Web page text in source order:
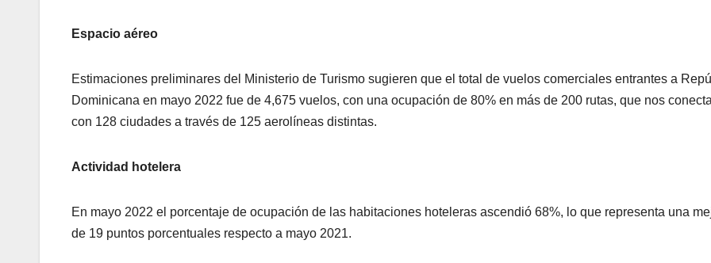
Espacio aéreo
Estimaciones preliminares del Ministerio de Turismo sugieren que el total de vuelos comerciales entrantes a
Dominicana en mayo 2022 fue de 4,675 vuelos, con una ocupación de 80% en más de 200 rutas, que nos
con 128 ciudades a través de 125 aerolíneas distintas.
Actividad hotelera
En mayo 2022 el porcentaje de ocupación de las habitaciones hoteleras ascendió 68%, lo que representa una
de 19 puntos porcentuales respecto a mayo 2021.